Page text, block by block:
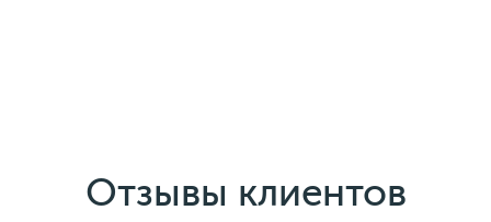
Отзывы клиентов